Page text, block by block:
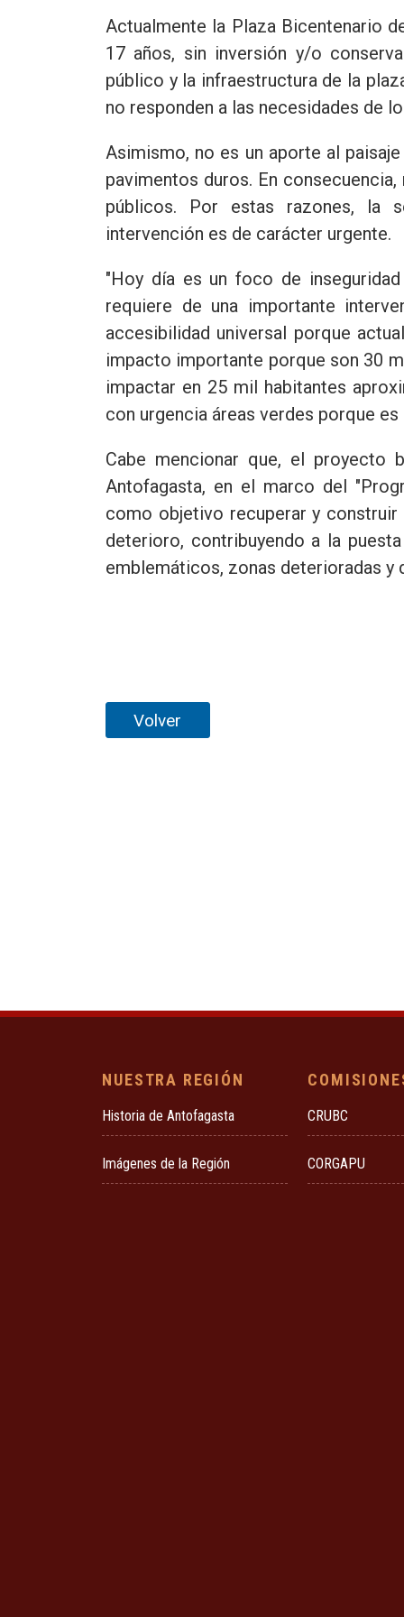
Actualmente la Plaza Bicentenario
17 años, sin inversión y/o
público y la infraestructura de la
no responden a las necesidades de
Asimismo, no es un aporte al
pavimentos duros. En
públicos. Por estas razones, la
intervención es de carácter urgente.
"Hoy día es un foco de
requiere de una importante
accesibilidad universal porque
impacto importante porque son 30
impactar en 25 mil habitantes
con urgencia áreas verdes porque
Cabe mencionar que, el proyecto
Antofagasta, en el marco del
como objetivo recuperar y construir
deterioro, contribuyendo a la
emblemáticos, zonas deterioradas y
Volver
NUESTRA REGIÓN
Historia de Antofagasta
Imágenes de la Región
CRUBC
CORGAPU